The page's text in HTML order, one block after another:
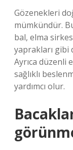
Gözenekleri
mümkündür.
bal, elma
yaprakları gibi
Ayrıca düzenli
sağlıklı
yardımcı olur.